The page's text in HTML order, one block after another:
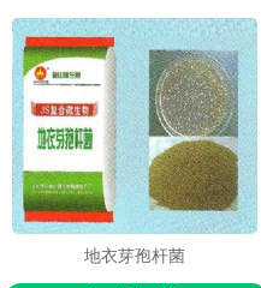
地衣芽孢杆菌